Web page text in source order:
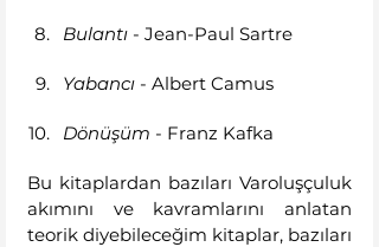
Bulantı - Jean-Paul Sartre
Yabancı - Albert Camus
Dönüşüm - Franz Kafka
Bu kitaplardan bazıları Varoluşçuluk
akımını ve kavramlarını anlatan
teorik diyebileceğim kitaplar, bazıları